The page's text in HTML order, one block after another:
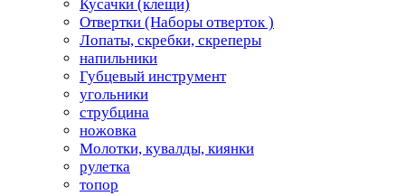
Кусачки (клещи)
Отвертки (Наборы отверток )
Лопаты, скребки, скреперы
напильники
Губцевый инструмент
угольники
струбцина
ножовка
Молотки, кувалды, киянки
рулетка
топор